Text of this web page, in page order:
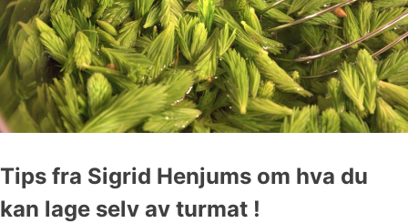
Tips fra Sigrid Henjums om hva du
kan lage selv av turmat !